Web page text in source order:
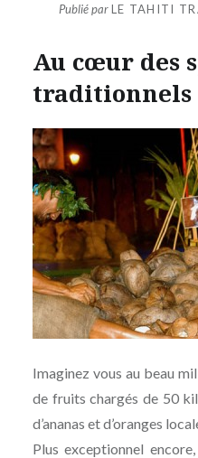
Publié parLE TAHITI
Au cœur des
traditionnels
Imaginez vous au beau
de fruits chargés de 50
d’ananas et d’oranges
Plus exceptionnel